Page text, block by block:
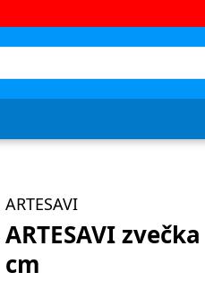
ARTESAVI
ARTESAVI
cm